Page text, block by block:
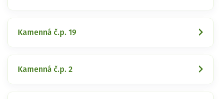
Kamenná č.p. 19
Kamenná č.p. 2